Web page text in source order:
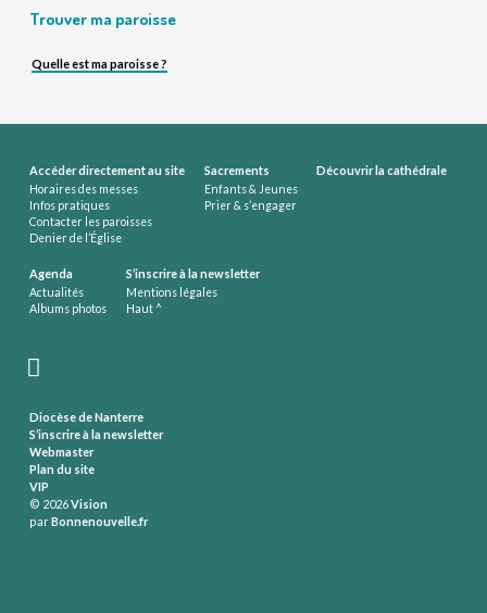
Trouver ma paroisse
Quelle est ma paroisse ?
Accéder directement au site
Horaires des messes
Infos pratiques
Contacter les paroisses
Denier de l’Église
Sacrements
Enfants & Jeunes
Prier & s’engager
Découvrir la cathédrale
Agenda
Actualités
Albums photos
S’inscrire à la newsletter
Mentions légales
Haut ^
Diocèse de Nanterre
S’inscrire à la newsletter
Webmaster
Plan du site
VIP
© 2026Vision
parBonnenouvelle.fr